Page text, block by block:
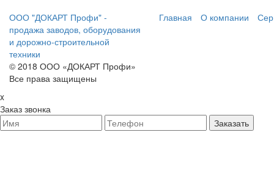
ООО "ДОКАРТ Профи" -
продажа заводов, оборудования
и дорожно-строительной
техники
© 2018 ООО «ДОКАРТ Профи»
Все права защищены
Главная О компании
x
Заказ звонка
Заказать